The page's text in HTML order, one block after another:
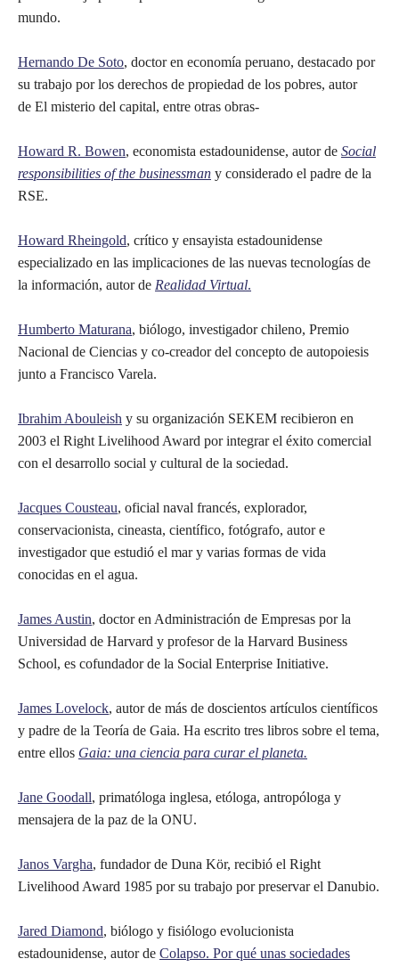
mundo.
Hernando De Soto, doctor en economía peruano, destacado por
su trabajo por los derechos de propiedad de los pobres, autor
de El misterio del capital, entre otras obras-
Howard R. Bowen, economista estadounidense, autor de Social
responsibilities of the businessman y considerado el padre de la
RSE.
Howard Rheingold, crítico y ensayista estadounidense
especializado en las implicaciones de las nuevas tecnologías de
la información, autor de Realidad Virtual.
Humberto Maturana, biólogo, investigador chileno, Premio
Nacional de Ciencias y co-creador del concepto de autopoiesis
junto a Francisco Varela.
Ibrahim Abouleish y su organización SEKEM recibieron en
2003 el Right Livelihood Award por integrar el éxito comercial
con el desarrollo social y cultural de la sociedad.
Jacques Cousteau, oficial naval francés, explorador,
conservacionista, cineasta, científico, fotógrafo, autor e
investigador que estudió el mar y varias formas de vida
conocidas en el agua.
James Austin, doctor en Administración de Empresas por la
Universidad de Harvard y profesor de la Harvard Business
School, es cofundador de la Social Enterprise Initiative.
James Lovelock, autor de más de doscientos artículos científicos
y padre de la Teoría de Gaia. Ha escrito tres libros sobre el tema,
entre ellos Gaia: una ciencia para curar el planeta.
Jane Goodall, primatóloga inglesa, etóloga, antropóloga y
mensajera de la paz de la ONU.
Janos Vargha, fundador de Duna Kör, recibió el Right
Livelihood Award 1985 por su trabajo por preservar el Danubio.
Jared Diamond, biólogo y fisiólogo evolucionista
estadounidense, autor de Colapso. Por qué unas sociedades